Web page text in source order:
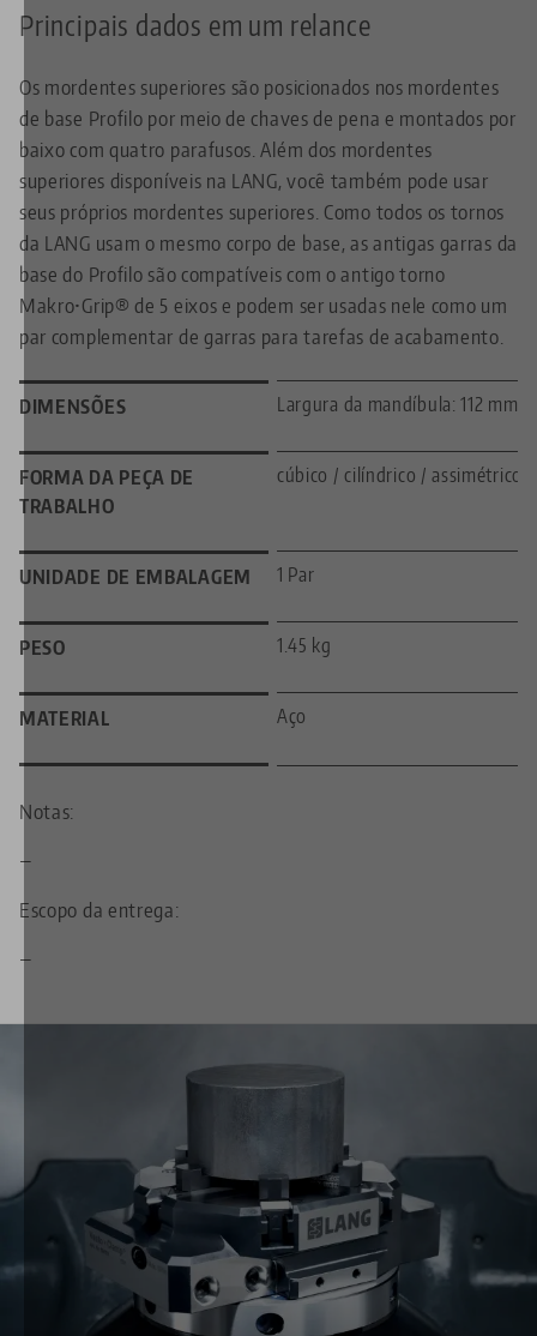
Principais dados em um relance
Os mordentes superiores são posicionados nos mordentes
de base Profilo por meio de chaves de pena e montados por
baixo com quatro parafusos. Além dos mordentes
superiores disponíveis na LANG, você também pode usar
seus próprios mordentes superiores. Como todos os tornos
da LANG usam o mesmo corpo de base, as antigas garras da
base do Profilo são compatíveis com o antigo torno
Makro•Grip® de 5 eixos e podem ser usadas nele como um
par complementar de garras para tarefas de acabamento.
DIMENSÕES Largura da mandíbula: 112 mm
FORMA DA PEÇA DE
TRABALHO
cúbico / cilíndrico / assimétrico
UNIDADE DE EMBALAGEM 1 Par
PESO 1.45 kg
MATERIAL Aço
Notas:
—
Escopo da entrega:
—